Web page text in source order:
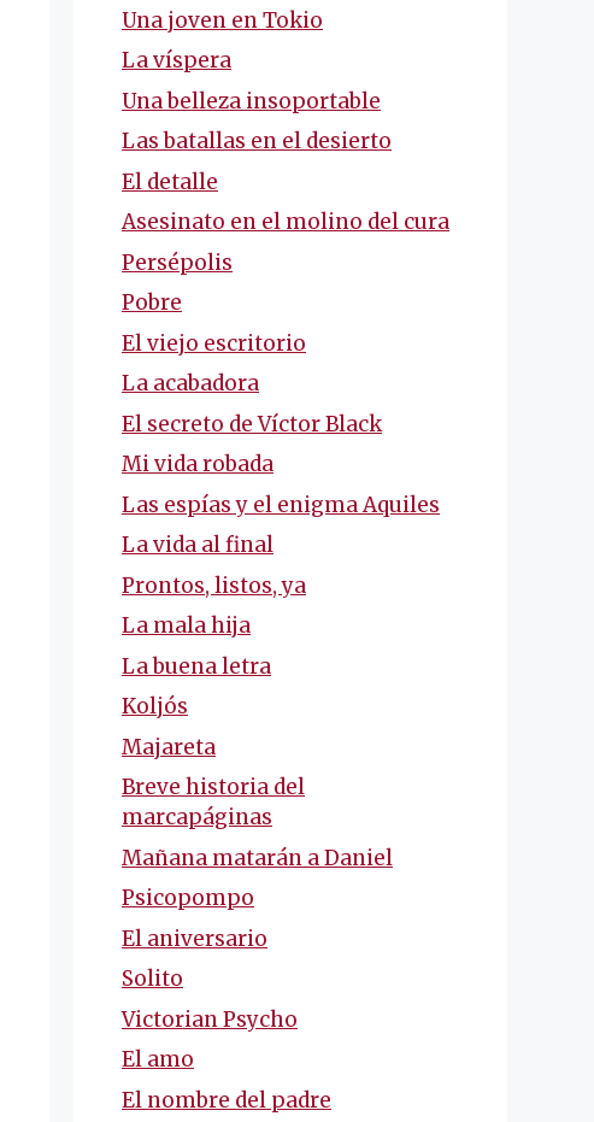
Una joven en Tokio
La víspera
Una belleza insoportable
Las batallas en el desierto
El detalle
Asesinato en el molino del cura
Persépolis
Pobre
El viejo escritorio
La acabadora
El secreto de Víctor Black
Mi vida robada
Las espías y el enigma Aquiles
La vida al final
Prontos, listos, ya
La mala hija
La buena letra
Koljós
Majareta
Breve historia del
marcapáginas
Mañana matarán a Daniel
Psicopompo
El aniversario
Solito
Victorian Psycho
El amo
El nombre del padre